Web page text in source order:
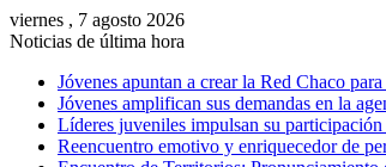
viernes , 7 agosto 2026
Noticias de última hora
Jóvenes apuntan a crear la Red Chaco
Jóvenes amplifican sus demandas en la
Líderes juveniles impulsan su
Reencuentro emotivo y enriquecedor de